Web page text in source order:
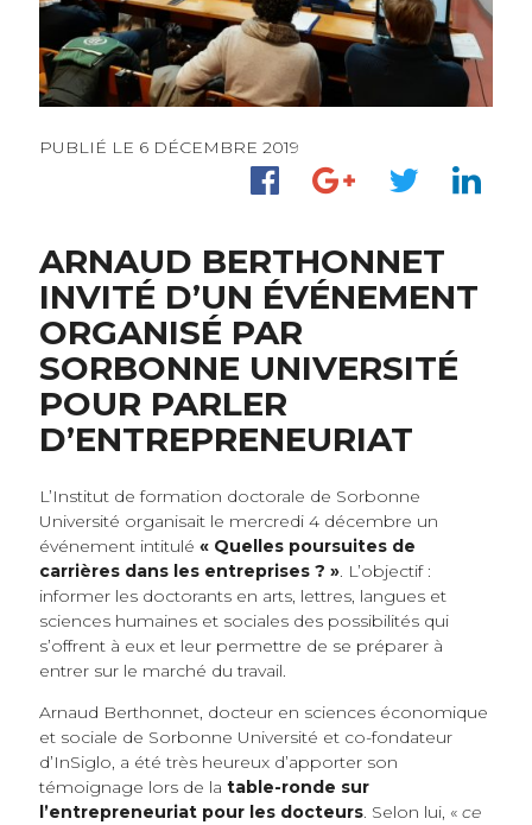
PUBLIÉ LE 6 DÉCEMBRE 2019
ARNAUD BERTHONNET
INVITÉ D’UN ÉVÉNEMENT
ORGANISÉ PAR
SORBONNE UNIVERSITÉ
POUR PARLER
D’ENTREPRENEURIAT
L’Institut de formation doctorale de Sorbonne
Université organisait le mercredi 4 décembre un
événement intitulé « Quelles poursuites de
carrières dans les entreprises ? ». L’objectif :
informer les doctorants en arts, lettres, langues et
sciences humaines et sociales des possibilités qui
s’offrent à eux et leur permettre de se préparer à
entrer sur le marché du travail.
Arnaud Berthonnet, docteur en sciences économique
et sociale de Sorbonne Université et co-fondateur
d’InSiglo, a été très heureux d’apporter son
témoignage lors de la table-ronde sur
l’entrepreneuriat pour les docteurs. Selon lui, « ce